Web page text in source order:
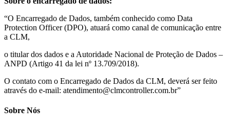
“O Encarregado de Dados, também conhecido como Data
Protection Officer (DPO), atuará como canal de comunicação entre
a CLM,
o titular dos dados e a Autoridade Nacional de Proteção de Dados –
ANPD (Artigo 41 da lei nº 13.709/2018).
O contato com o Encarregado de Dados da CLM, deverá ser feito
através do e-mail: atendimento@clmcontroller.com.br”
Sobre Nós